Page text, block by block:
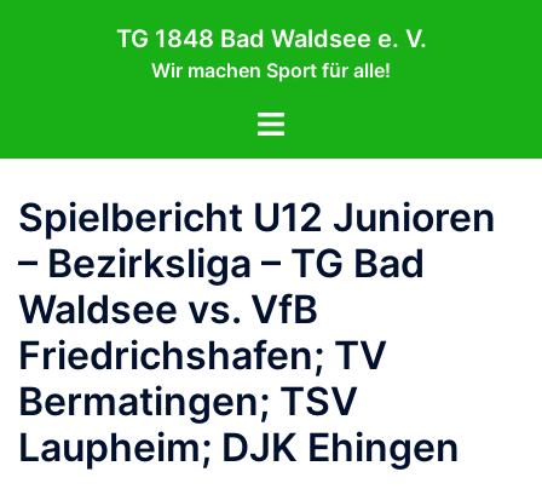
TG 1848 Bad Waldsee e. V.
Wir machen Sport für alle!
Menü
Spielbericht U12 Junioren
– Bezirksliga – TG Bad
Waldsee vs. VfB
Friedrichshafen; TV
Bermatingen; TSV
Laupheim; DJK Ehingen